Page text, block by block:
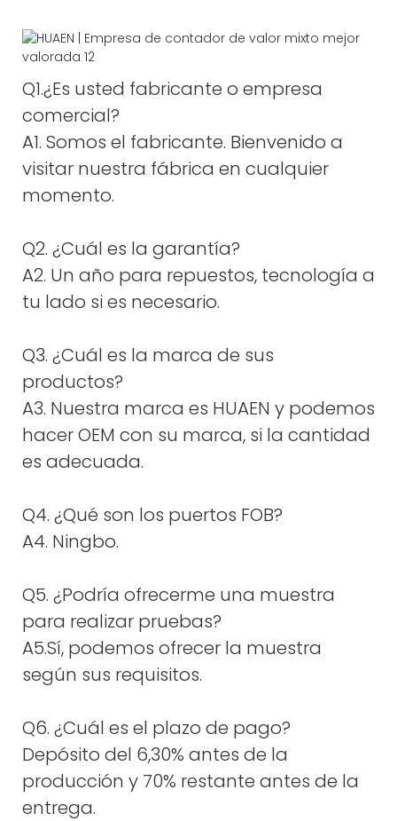
Q1.¿Es usted fabricante o empresa
comercial?
A1. Somos el fabricante. Bienvenido a
visitar nuestra fábrica en cualquier
momento.
Q2. ¿Cuál es la garantía?
A2. Un año para repuestos, tecnología a
tu lado si es necesario.
Q3. ¿Cuál es la marca de sus
productos?
A3. Nuestra marca es HUAEN y podemos
hacer OEM con su marca, si la cantidad
es adecuada.
Q4. ¿Qué son los puertos FOB?
A4. Ningbo.
Q5. ¿Podría ofrecerme una muestra
para realizar pruebas?
A5.Sí, podemos ofrecer la muestra
según sus requisitos.
Q6. ¿Cuál es el plazo de pago?
Depósito del 6,30% antes de la
producción y 70% restante antes de la
entrega.